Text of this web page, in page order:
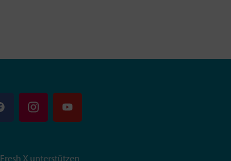
Fresh X unterstützen